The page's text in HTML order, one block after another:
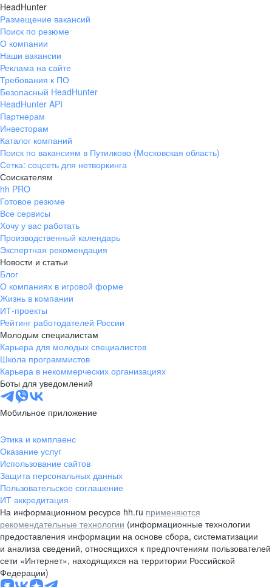
HeadHunter
Размещение вакансий
Поиск по резюме
О компании
Наши вакансии
Реклама на сайте
Требования к ПО
Безопасный HeadHunter
HeadHunter API
Партнерам
Инвесторам
Каталог компаний
Поиск по вакансиям в Путилково (Московская область)
Сетка: соцсеть для нетворкинга
Соискателям
hh PRO
Готовое резюме
Все сервисы
Хочу у вас работать
Производственный календарь
Экспертная рекомендация
Новости и статьи
Блог
О компаниях в игровой форме
Жизнь в компании
ИТ-проекты
Рейтинг работодателей России
Молодым специалистам
Карьера для молодых специалистов
Школа программистов
Карьера в некоммерческих организациях
Боты для уведомлений
Мобильное приложение
Этика и комплаенс
Оказание услуг
Использование сайтов
Защита персональных данных
Пользовательское соглашение
ИТ аккредитация
На информационном ресурсе hh.ru применяются
рекомендательные технологии (информационные технологии
предоставления информации на основе сбора, систематизации
и анализа сведений, относящихся к предпочтениям пользователей
сети «Интернет», находящихся на территории Российской
Федерации)